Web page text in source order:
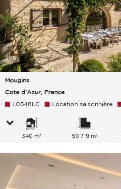
Mougins
Cote d'Azur, France
L0548LC Location saisonnière
340 m² 59 719 m²